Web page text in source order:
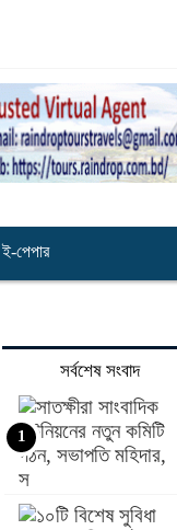
ই-পেপার
সর্বশেষ সংবাদ
1